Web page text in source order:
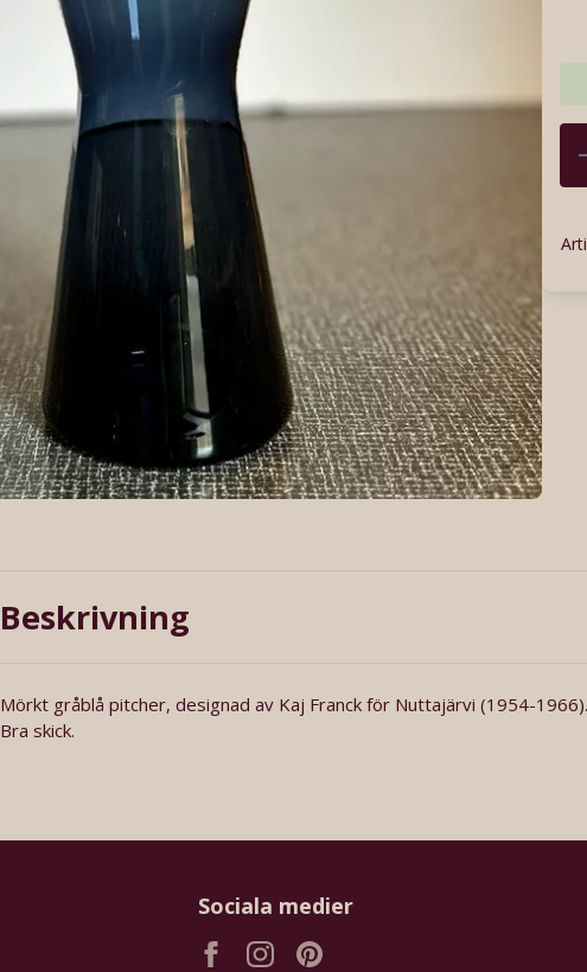
Beskrivning
Mörkt gråblå pitcher, designad av Kaj Franck för Nuttajärvi (1954-
Bra skick.
Sociala medier